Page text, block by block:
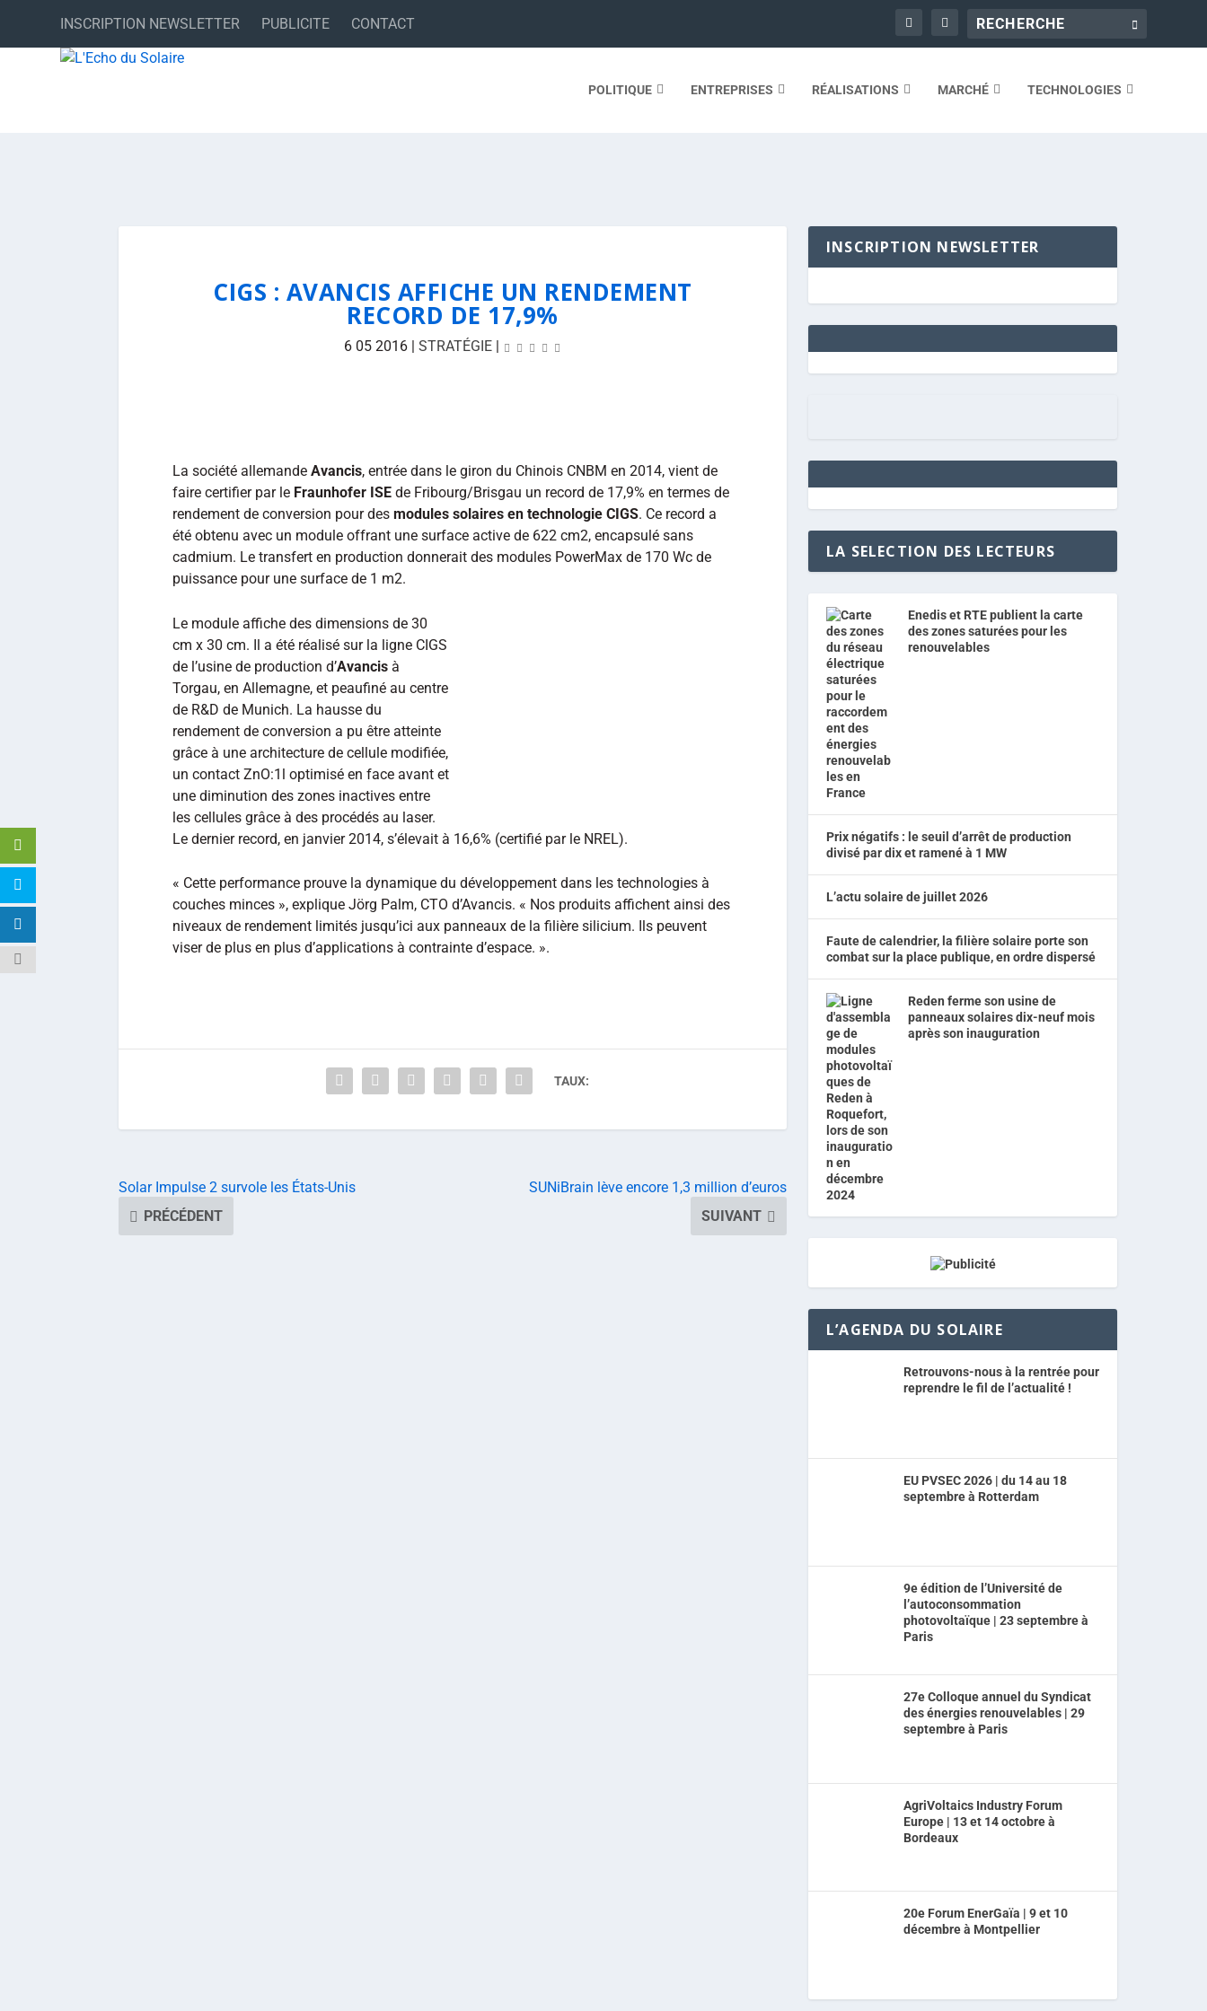
INSCRIPTION NEWSLETTER PUBLICITE CONTACT
POLITIQUE ENTREPRISES RÉALISATIONS MARCHÉ TECHNOLOGIES
CIGS : AVANCIS AFFICHE UN RENDEMENT
RECORD DE 17,9%
6 05 2016| STRATÉGIE|
La société allemande Avancis, entrée dans le giron du Chinois CNBM en 2014, vient de
faire certifier par le Fraunhofer ISE de Fribourg/Brisgau un record de 17,9% en termes de
rendement de conversion pour des modules solaires en technologie CIGS. Ce record a
été obtenu avec un module offrant une surface active de 622 cm2, encapsulé sans
cadmium. Le transfert en production donnerait des modules PowerMax de 170 Wc de
puissance pour une surface de 1 m2.
Le module affiche des dimensions de 30
cm x 30 cm. Il a été réalisé sur la ligne CIGS
de l’usine de production d’Avancis à
Torgau, en Allemagne, et peaufiné au centre
de R&D de Munich. La hausse du
rendement de conversion a pu être atteinte
grâce à une architecture de cellule modifiée,
un contact ZnO:1l optimisé en face avant et
une diminution des zones inactives entre
les cellules grâce à des procédés au laser.
Le dernier record, en janvier 2014, s’élevait à 16,6% (certifié par le NREL).
« Cette performance prouve la dynamique du développement dans les technologies à
couches minces », explique Jörg Palm, CTO d’Avancis. « Nos produits affichent ainsi des
niveaux de rendement limités jusqu’ici aux panneaux de la filière silicium. Ils peuvent
viser de plus en plus d’applications à contrainte d’espace. ».
TAUX:
Solar Impulse 2 survole les États-Unis
PRÉCÉDENT
SUNiBrain lève encore 1,3 million d’euros
SUIVANT
INSCRIPTION NEWSLETTER
LA SELECTION DES LECTEURS
Enedis et RTE publient la carte
des zones saturées pour les
renouvelables
Prix négatifs : le seuil d’arrêt de production
divisé par dix et ramené à 1 MW
L’actu solaire de juillet 2026
Faute de calendrier, la filière solaire porte son
combat sur la place publique, en ordre dispersé
Reden ferme son usine de
panneaux solaires dix-neuf mois
après son inauguration
L’AGENDA DU SOLAIRE
Retrouvons-nous à la rentrée pour
reprendre le fil de l’actualité !
EU PVSEC 2026 | du 14 au 18
septembre à Rotterdam
9e édition de l’Université de
l’autoconsommation
photovoltaïque | 23 septembre à
Paris
27e Colloque annuel du Syndicat
des énergies renouvelables | 29
septembre à Paris
AgriVoltaics Industry Forum
Europe | 13 et 14 octobre à
Bordeaux
20e Forum EnerGaïa | 9 et 10
décembre à Montpellier